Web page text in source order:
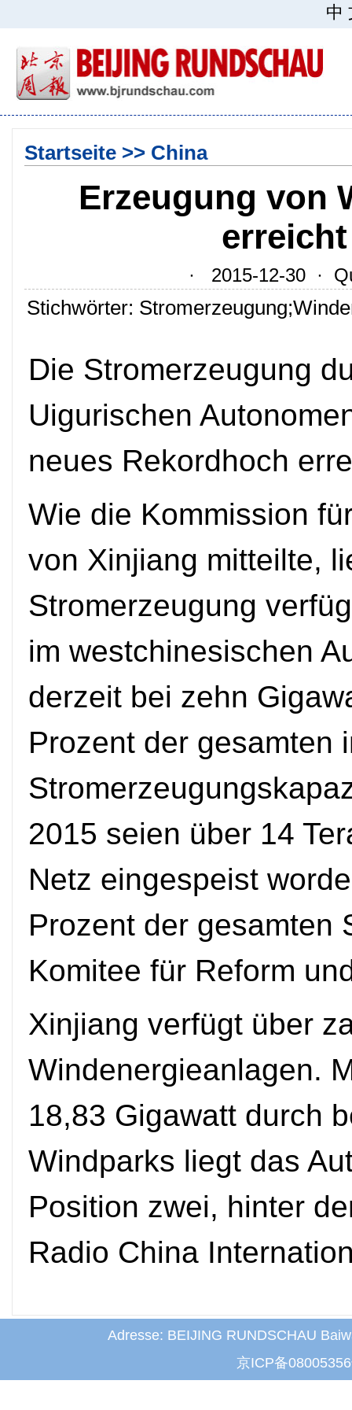
中
Startseite>> China
Erzeugung von
· 2015-12-30 ·
Stichwörter:
Die Stromerzeugung
Uigurischen
neues Rekordhoch
Wie die Kommission
von Xinjiang mitteilte,
Stromerzeugung
im westchinesischen
derzeit bei zehn
Prozent der gesamten
2015 seien über 14
Netz eingespeist
Prozent der gesamten
Komitee für Reform
Xinjiang verfügt über
Windenergieanlagen.
18,83 Gigawatt durch
Windparks liegt das
Position zwei, hinter
Radio China
Adresse: BEIJING RUNDSCHAU
京ICP备